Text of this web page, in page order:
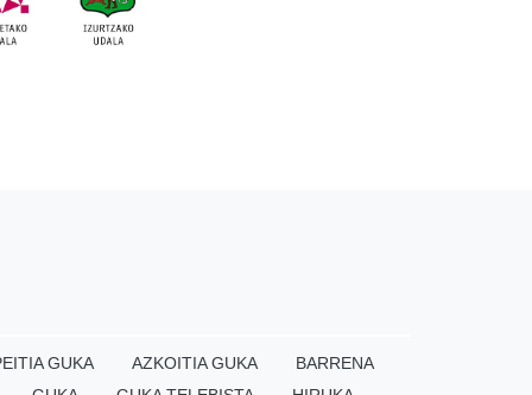
GUKA AZKOITIA GUKA
BARRENA